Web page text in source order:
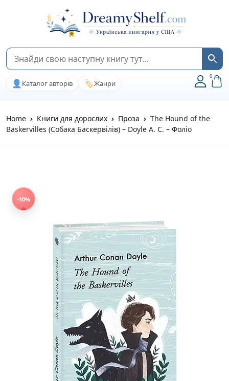
👤 Каталог авторів 🏷️Жанри
0
Home Книги для дорослих Проза
The Hound of the
Baskervilles (Собака Баскервілів) – Doyle A. C. – Фоліо
-10%